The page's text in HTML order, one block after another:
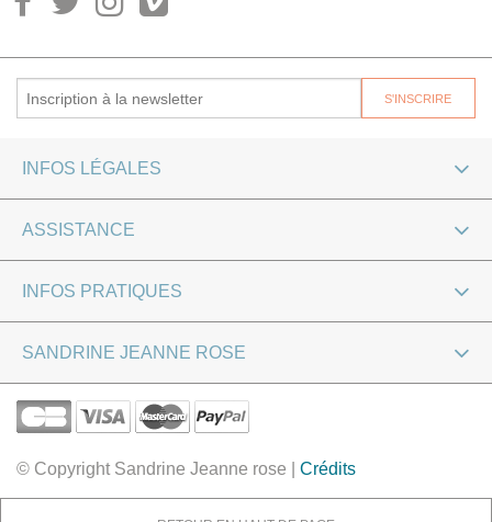
INFOS LÉGALES
ASSISTANCE
INFOS PRATIQUES
SANDRINE JEANNE ROSE
© Copyright Sandrine Jeanne rose | Crédits